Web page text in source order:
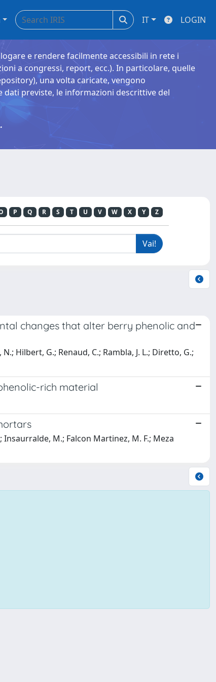
IT LOGIN
e rendere facilmente accessibili in rete i
a congressi, report, ecc.). In particolare, quelle
una volta caricate, vengono
previste, le informazioni descrittive del
P Q R S T U V W X Y Z
changes that alter berry phenolic and
Hilbert, G.; Renaud, C.; Rambla, J. L.; Diretto, G.;
rich material
Insaurralde, M.; Falcon Martinez, M. F.; Meza